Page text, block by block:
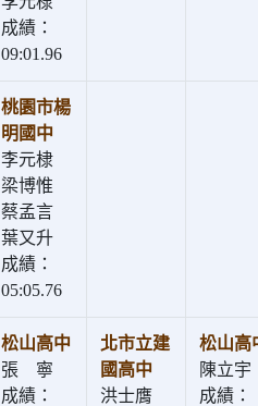
成績：
09:01.96
桃園市楊
明國中
李元棣
梁博惟
蔡孟言
葉又升
成績：
05:05.76
松山高中
張 寧
成績：
北市立建
國高中
洪士膺
松山高
陳立宇
成績：